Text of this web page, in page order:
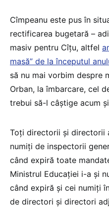
Cîmpeanu este pus în
rectificarea bugetară –
masiv pentru Cîțu, altfel
masă” de la începutul
să nu mai vorbim despre
Orban, la îmbarcare, cel
trebui să-l câștige acum
Toți directorii și directorii
numiți de inspectorii
când expiră toate
Ministrul Educației i-a și
când expiră și cei numiți
de directori și directori